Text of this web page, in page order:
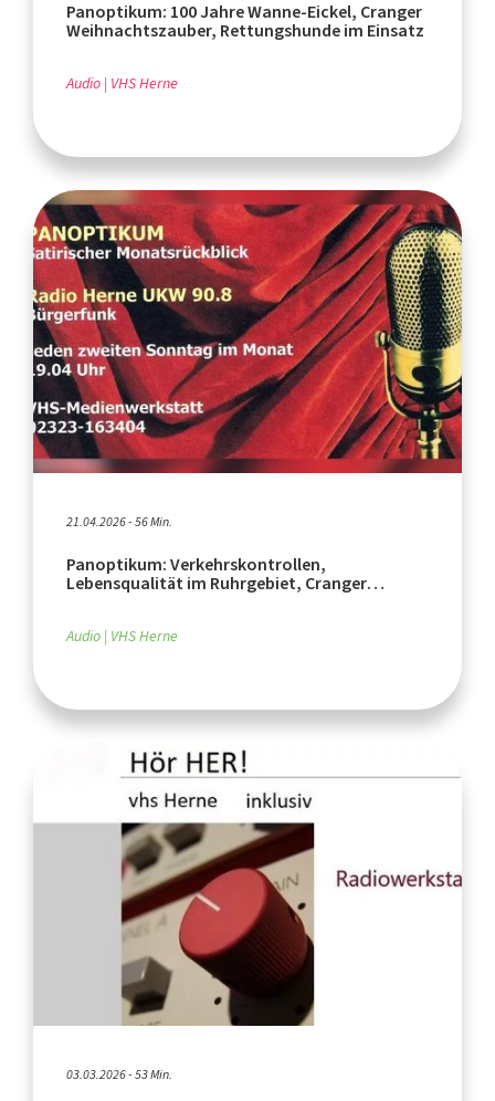
Panoptikum: 100 Jahre Wanne-Eickel, Cranger
Weihnachtszauber, Rettungshunde im Einsatz
Audio VHS Herne
21.04.2026 - 56 Min.
Panoptikum: Verkehrskontrollen,
Lebensqualität im Ruhrgebiet, Cranger
Audio VHS Herne
03.03.2026 - 53 Min.